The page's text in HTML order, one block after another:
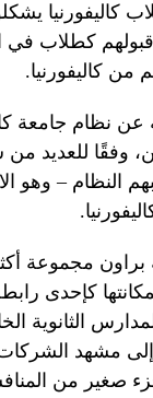
كاليفورنيا
متقدمًا تم قبولهم
عن نظام جامعة
وفقًا للعديد
النظام – وهو
مجموعة
كإحدى
الثانوية
مشهد الشركات
صغير من